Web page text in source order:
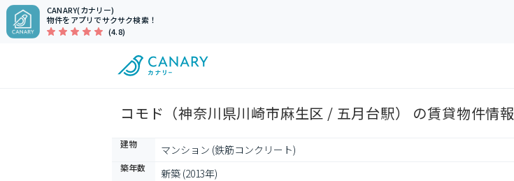
CANARY(カナリー)
物件をアプリでサクサク検索！
(4.8)
コモド（神奈川県川崎市麻生区 / 五月台駅） の賃貸物件情報
建物 マンション (鉄筋コンクリート)
築年数 新築 (2013年)